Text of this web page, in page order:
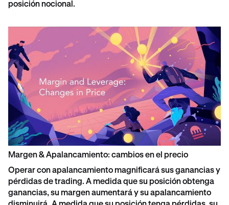
posición nocional.
Margen & Apalancamiento: cambios en el precio
Operar con apalancamiento magnificará sus ganancias y
pérdidas de trading. A medida que su posición obtenga
ganancias, su margen aumentará y su apalancamiento